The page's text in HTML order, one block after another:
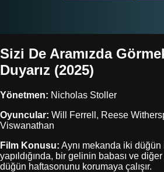
Sizi De Aramızda
Duyarız (2025)
Yönetmen: Nicholas Stoller
Oyuncular: Will Ferrell, Reese
Viswanathan
Film Konusu: Aynı mekanda iki
yapıldığında, bir gelinin babası ve
düğün haftasonunu korumaya çalışır.